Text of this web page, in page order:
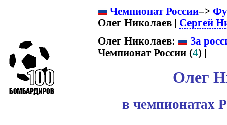
Чемпионат России–>
Олег Николаев | Сергей
Олег Николаев:
За
Чемпионат России (4) |
Олег
в чемпионатах